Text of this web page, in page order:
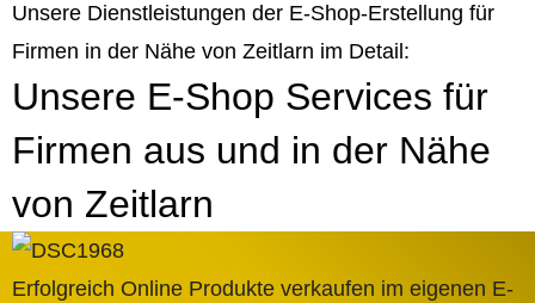
Unsere Dienstleistungen der E-Shop-Erstellung für
Firmen in der Nähe von Zeitlarn im Detail:
Unsere E-Shop Services für
Firmen aus und in der Nähe
von Zeitlarn
Erfolgreich Online Produkte verkaufen im eigenen E-